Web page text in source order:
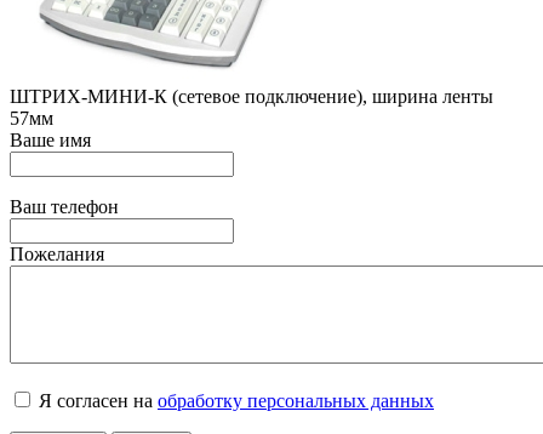
ШТРИХ-МИНИ-К (сетевое подключение), ширина ленты
57мм
Ваше имя
Ваш телефон
Пожелания
Я согласен на обработку персональных данных